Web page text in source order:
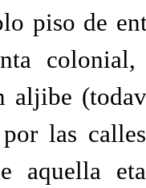
piso de
aljibe
las
aquella